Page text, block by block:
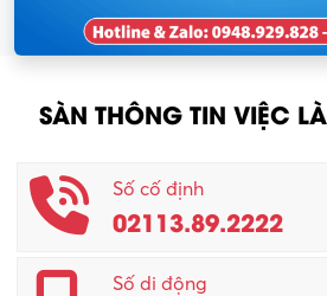
SÀN THÔNG TIN VIỆC
Số cố định
02113.89.2222
Số di động